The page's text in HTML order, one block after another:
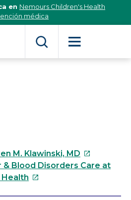
en Nemours Children's Health
médica
M. Klawinski, MD Este
enlace
& Blood Disorders Care at
Este